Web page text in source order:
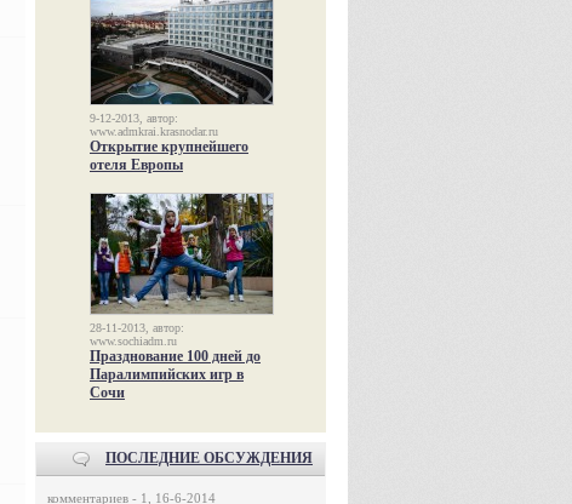
9-12-2013, автор:
www.admkrai.krasnodar.ru
Открытие крупнейшего
отеля Европы
28-11-2013, автор:
www.sochiadm.ru
Празднование 100 дней до
Паралимпийских игр в
Сочи
ПОСЛЕДНИЕ ОБСУЖДЕНИЯ
комментариев - 1, 16-6-2014